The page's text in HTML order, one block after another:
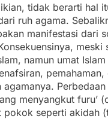
tidak berarti hal
ruh agama.
manifestasi dari
meski
namun umat
pemahaman,
agamanya.
menyangkut furu’
pokok seperti akidah